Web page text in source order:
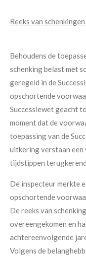
Reeks van
Behoudens de
schenking belast met
geregeld in de
opschortende
Successiewet geacht
moment dat de
toepassing van de
uitkering verstaan
tijdstippen
De inspecteur merkte
opschortende
De reeks van
overeengekomen en
achtereenvolgende
Volgens de